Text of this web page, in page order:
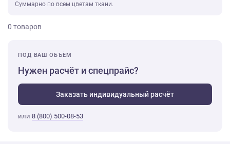
Суммарно по всем цветам ткани.
0 товаров
ПОД ВАШ ОБЪЁМ
Нужен расчёт и спецпрайс?
Заказать индивидуальный расчёт
или 8 (800) 500-08-53